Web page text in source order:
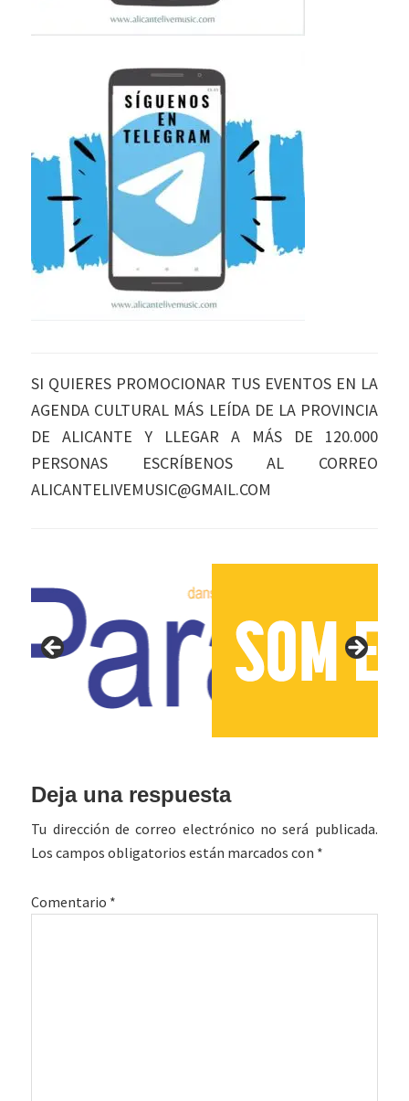
SI QUIERES PROMOCIONAR TUS EVENTOS EN LA
AGENDA CULTURAL MÁS LEÍDA DE LA PROVINCIA
DE ALICANTE Y LLEGAR A MÁS DE 120.000
PERSONAS ESCRÍBENOS AL CORREO
ALICANTELIVEMUSIC@GMAIL.COM
Interacciones
con
los
Deja una respuesta
Tu dirección de correo electrónico no será publicada.
Los campos obligatorios están marcados con *
Comentario *